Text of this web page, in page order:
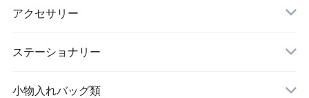
長財布
アクセサリー
イヤリング＆ピアス
ステーショナリー
名刺入れ
小物入れバッグ類